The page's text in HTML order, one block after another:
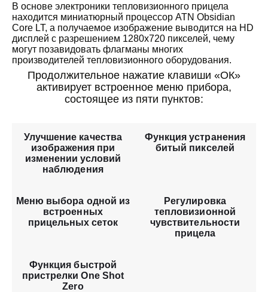
В основе электроники тепловизионного прицела
находится миниатюрный процессор ATN Obsidian
Core LT, а получаемое изображение выводится на HD
дисплей с разрешением 1280х720 пикселей, чему
могут позавидовать флагманы многих
производителей тепловизионного оборудования.
Продолжительное нажатие клавиши «ОК»
активирует встроенное меню прибора,
состоящее из пяти пунктов:
Улучшение качества
изображения при
изменении условий
наблюдения
Функция устранения
битый пикселей
Меню выбора одной из
встроенных
прицельных сеток
Регулировка
тепловизионной
чувствительности
прицела
Функция быстрой
пристрелки One Shot
Zero